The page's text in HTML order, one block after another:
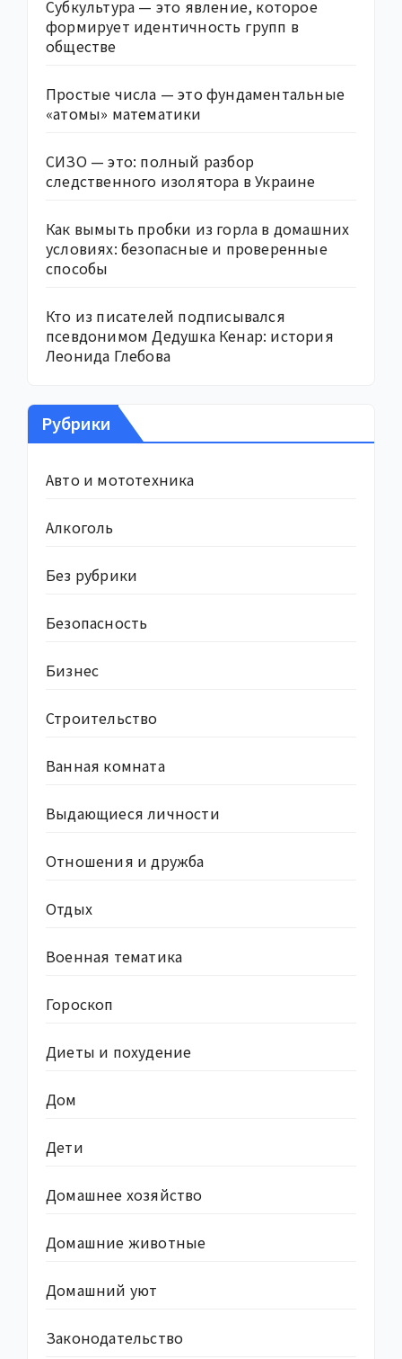
Субкультура — это явление, которое
формирует идентичность групп в
обществе
Простые числа — это фундаментальные
«атомы» математики
СИЗО — это: полный разбор
следственного изолятора в Украине
Как вымыть пробки из горла в домашних
условиях: безопасные и проверенные
способы
Кто из писателей подписывался
псевдонимом Дедушка Кенар: история
Леонида Глебова
Рубрики
Авто и мототехника
Алкоголь
Без рубрики
Безопасность
Бизнес
Строительство
Ванная комната
Выдающиеся личности
Отношения и дружба
Отдых
Военная тематика
Гороскоп
Диеты и похудение
Дом
Дети
Домашнее хозяйство
Домашние животные
Домашний уют
Законодательство